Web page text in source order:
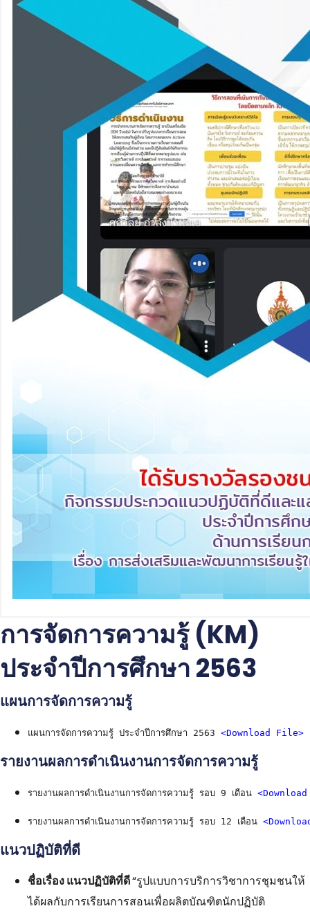
การจัดการความรู้ (KM)
ประจำปีการศึกษา 2563
แผนการจัดการความรู้
แผนการจัดการความรู้ ประจำปีการศึกษา 2563 <Download File>
รายงานผลการดำเนินงานการจัดการความรู้
รายงานผลการดำเนินงานการจัดการความรู้ รอบ 9 เดือน
รายงานผลการดำเนินงานการจัดการความรู้ รอบ 12 เดือน
แนวปฏิบัติที่ดี
ชื่อเรื่อง แนวปฏิบัติที่ดี“รูปแบบการบริการวิชาการชุมชนให้
ได้ผลกับการเรียนการสอนเพื่อผลิตบัณฑิตนักปฏิบัติ